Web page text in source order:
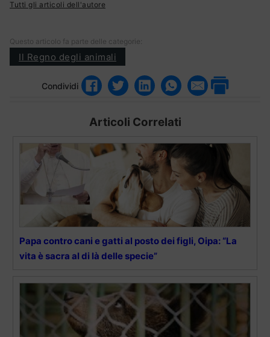
Tutti gli articoli dell'autore
Questo articolo fa parte delle categorie:
Il Regno degli animali
Condividi
Articoli Correlati
Papa contro cani e gatti al posto dei figli, Oipa: “La
vita è sacra al di là delle specie”